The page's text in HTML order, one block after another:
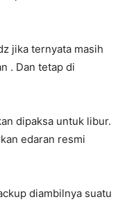
jika ternyata masih
. Dan tetap di
dipaksa untuk libur.
edaran resmi
diambilnya suatu